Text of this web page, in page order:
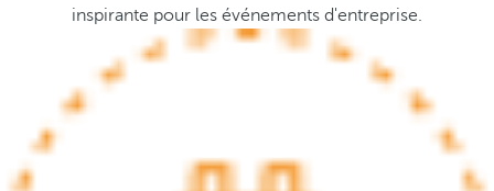
o
inspirante pour les événements d'entreprise.